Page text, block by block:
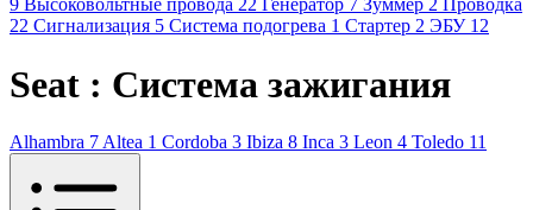
9 Высоковольтные провода 22 Генератор 7 Зуммер 2 Проводка
22 Сигнализация 5 Система подогрева 1 Стартер 2 ЭБУ 12
Seat : Система зажигания
Alhambra 7 Altea 1 Cordoba 3 Ibiza 8 Inca 3 Leon 4 Toledo 11